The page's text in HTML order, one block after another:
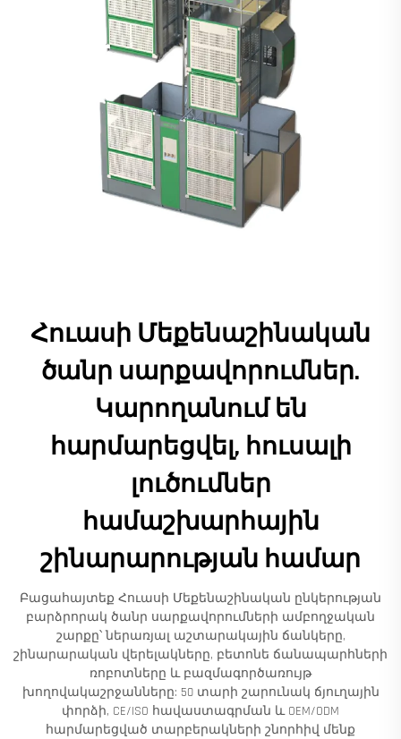
Հուասի Մեքենաշինական
ծանր սարքավորումներ.
Կարողանում են
հարմարեցվել, հուսալի
լուծումներ
համաշխարհային
շինարարության համար
Բացահայտեք Հուասի Մեքենաշինական ընկերության
բարձրորակ ծանր սարքավորումների ամբողջական
շարքը՝ ներառյալ աշտարակային ճանկերը,
շինարարական վերելակները, բետոնե ճանապարհների
ռոբոտները և բազմագործառույթ
խողովակաշրջանները: 50 տարի շարունակ ճյուղային
փորձի, CE/ISO հավաստագրման և OEM/ODM
հարմարեցված տարբերակների շնորհիվ մենք